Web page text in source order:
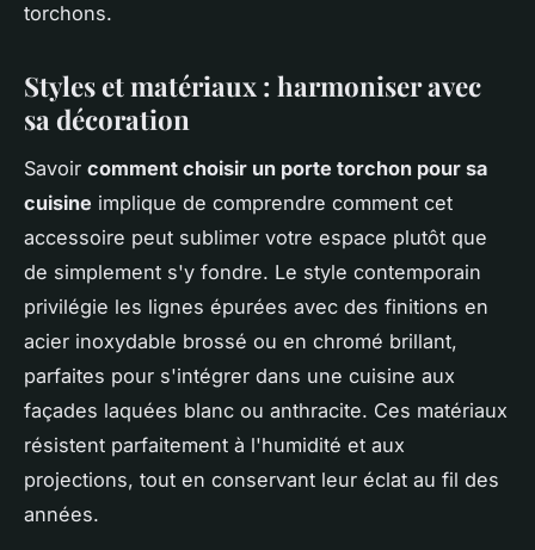
torchons.
Styles et matériaux : harmoniser avec
sa décoration
Savoir comment choisir un porte torchon pour sa
cuisine implique de comprendre comment cet
accessoire peut sublimer votre espace plutôt que
de simplement s'y fondre. Le style contemporain
privilégie les lignes épurées avec des finitions en
acier inoxydable brossé ou en chromé brillant,
parfaites pour s'intégrer dans une cuisine aux
façades laquées blanc ou anthracite. Ces matériaux
résistent parfaitement à l'humidité et aux
projections, tout en conservant leur éclat au fil des
années.